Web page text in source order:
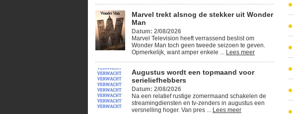
Marvel trekt alsnog de stekker uit Wonder
Man
Datum: 2/08/2026
Marvel Television heeft verrassend beslist om
Wonder Man toch geen tweede seizoen te geven.
Opmerkelijk, want amper enkele ... Lees meer
Augustus wordt een topmaand voor
serieliefhebbers
Datum: 2/08/2026
Na een relatief rustige zomermaand schakelen de
streamingdiensten en tv-zenders in augustus een
versnelling hoger. Van pres ... Lees meer